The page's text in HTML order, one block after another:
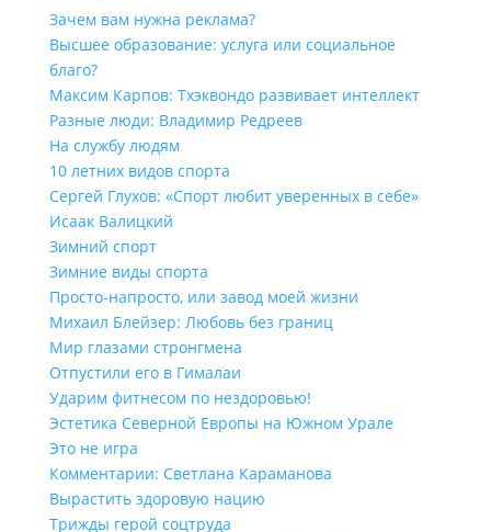
Зачем вам нужна реклама?
Высшее образование: услуга или социальное
благо?
Максим Карпов: Тхэквондо развивает интеллект
Разные люди: Владимир Редреев
На службу людям
10 летних видов спорта
Сергей Глухов: «Спорт любит уверенных в себе»
Исаак Валицкий
Зимний спорт
Зимние виды спорта
Просто-напросто, или завод моей жизни
Михаил Блейзер: Любовь без границ
Мир глазами стронгмена
Отпустили его в Гималаи
Ударим фитнесом по нездоровью!
Эстетика Северной Европы на Южном Урале
Это не игра
Комментарии: Светлана Караманова
Вырастить здоровую нацию
Трижды герой соцтруда